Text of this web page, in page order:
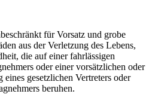
für Vorsatz und grobe
aus der Verletzung des Lebens,
die auf einer fahrlässigen
oder einer vorsätzlichen oder
gesetzlichen Vertreters oder
beruhen.